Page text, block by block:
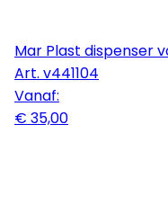
Mar Plast dispenser
Art. v441104
Vanaf:
€ 35,00